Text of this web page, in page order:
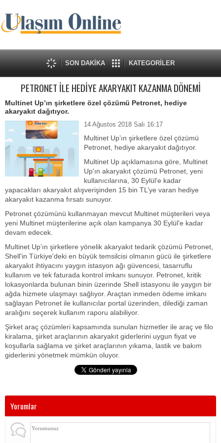
SON DAKİKA KATEGORİLER
PETRONET İLE HEDİYE AKARYAKIT KAZANMA DÖNEMİ
Multinet Up’ın şirketlere özel çözümü Petronet, hediye
akaryakıt dağıtıyor.
14 Ağustos 2018 Salı 16:17
Multinet Up’ın şirketlere özel çözümü
Petronet, hediye akaryakıt dağıtıyor.
Multinet Up açıklamasına göre, Multinet
Up'ın akaryakıt çözümü Petronet, yeni
kullanıcılarına, 30 Eylül'e kadar
yapacakları akaryakıt alışverişinden 15 bin TL’ye varan hediye
akaryakıt kazanma fırsatı sunuyor.
Petronet çözümünü kullanmayan mevcut Multinet müşterileri veya
yeni Multinet müşterilerine açık olan kampanya 30 Eylül'e kadar
devam edecek.
Multinet Up’ın şirketlere yönelik akaryakıt tedarik çözümü Petronet,
Shell'in Türkiye'deki en büyük temsilcisi olmanın gücü ile şirketlere
akaryakıt ihtiyacını yaygın istasyon ağı güvencesi, tasarruflu
kullanım ve tek faturada kontrol imkanı sunuyor. Petronet, kritik
lokasyonlarda bulunan binin üzerinde Shell istasyonu ile yaygın bir
ağda hizmete ulaşmayı sağlıyor. Araçtan inmeden ödeme imkanı
sağlayan Petronet ile kullanıcılar portal üzerinden, dilediği zaman
aralığını seçerek kullanım raporu alabiliyor.
Şirket araç çözümleri kapsamında sunulan hizmetler ile araç ve filo
kiralama, şirket araçlarının akaryakıt giderlerini uygun fiyat ve
koşullarla sağlama ve şirket araçlarının yıkama, lastik ve bakım
giderlerini yönetmek mümkün oluyor.
Yorumlar